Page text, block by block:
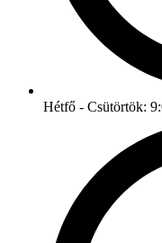
Hétfő - Csütörtök: